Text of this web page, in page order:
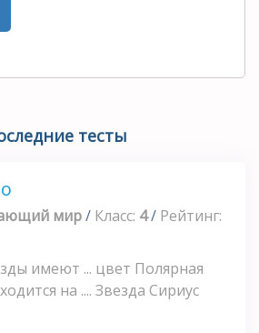
тесты
мир/ Класс: 4/ Рейтинг:
имеют ... цвет Полярная
на .... Звезда Сириус